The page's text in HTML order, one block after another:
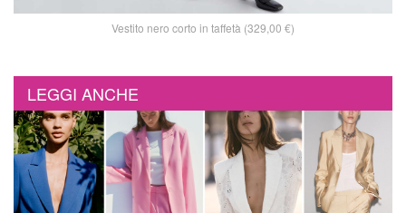
Vestito nero corto in taffetà (329,00 €)
LEGGI ANCHE